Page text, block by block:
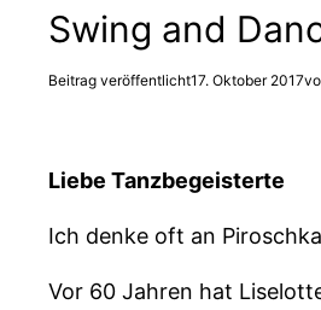
Swing and
Beitrag veröffentlicht17. Oktober 2017
Liebe Tanzbegeisterte
Ich denke oft an
Vor 60 Jahren hat